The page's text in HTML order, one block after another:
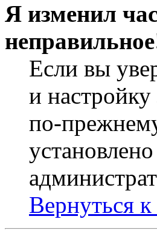
Я изменил
Если вы
и
по-
Вернуться к